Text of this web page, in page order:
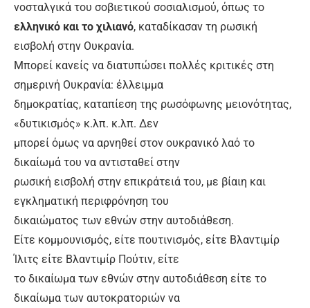
νοσταλγικά του σοβιετικού σοσιαλισμού, όπως το
ελληνικό και το χιλιανό, καταδίκασαν τη ρωσική
εισβολή στην Ουκρανία.
Μπορεί κανείς να διατυπώσει πολλές κριτικές στη
σημερινή Ουκρανία: έλλειμμα
δημοκρατίας, καταπίεση της ρωσόφωνης μειονότητας,
«δυτικισμός» κ.λπ. κ.λπ. Δεν
μπορεί όμως να αρνηθεί στον ουκρανικό λαό το
δικαίωμά του να αντισταθεί στην
ρωσική εισβολή στην επικράτειά του, με βίαιη και
εγκληματική περιφρόνηση του
δικαιώματος των εθνών στην αυτοδιάθεση.
Είτε κομμουνισμός, είτε πουτινισμός, είτε Βλαντιμίρ
Ίλιτς είτε Βλαντιμίρ Πούτιν, είτε
το δικαίωμα των εθνών στην αυτοδιάθεση είτε το
δικαίωμα των αυτοκρατοριών να